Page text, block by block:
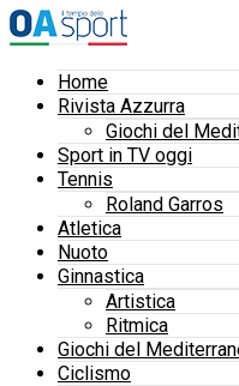
Home
Rivista Azzurra
Giochi del
Sport in TV oggi
Tennis
Roland Garros
Atletica
Nuoto
Ginnastica
Artistica
Ritmica
Giochi del
Ciclismo